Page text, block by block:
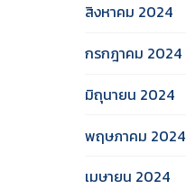
สิงหาคม 2024
กรกฎาคม 2024
มิถุนายน 2024
พฤษภาคม 2024
เมษายน 2024